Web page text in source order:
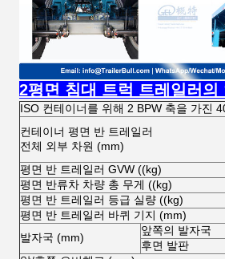
2평면 침대 트럭 트레일러의
ISO 컨테이너를 위해 2 BPW 축을 가진
컨테이너 평면 반 트레일러
전체 외부 차원 (mm)
평면 반 트레일러 GVW ((kg)
평면 반류차 차량 총 무게 ((kg)
평면 반 트레일러 등급 실량 ((kg)
평면 반 트레일러 바퀴 기지 (mm)
발자국 (mm)
앞쪽의 발자국
후면 발판